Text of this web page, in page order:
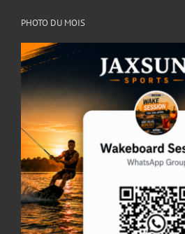
PHOTO DU MOIS